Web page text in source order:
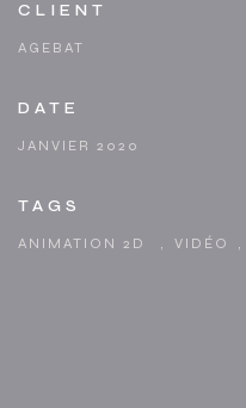
CLIENT
AGEBAT
DATE
JANVIER 2020
TAGS
ANIMATION 2D , VIDÉO ,